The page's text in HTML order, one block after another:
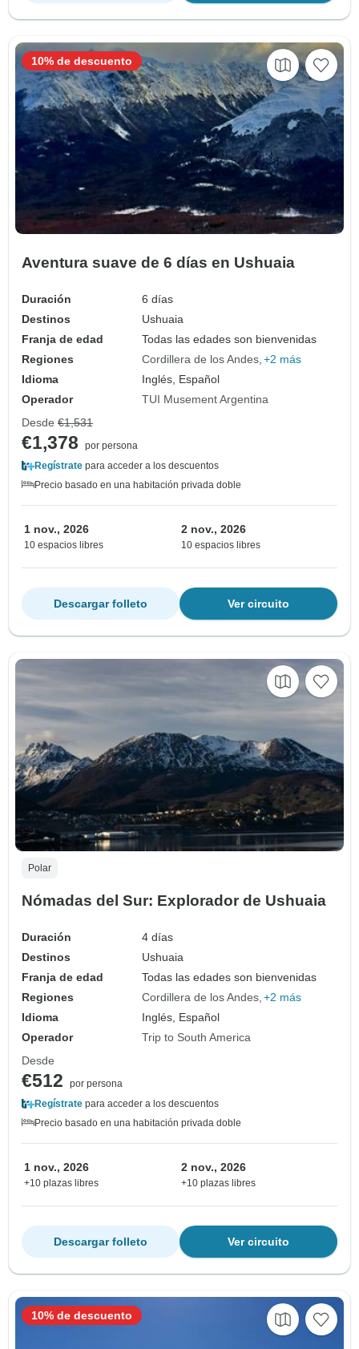
Aventura suave de 6 días en Ushuaia
Duración
6 días
Destinos
Ushuaia
Franja de edad
Todas las edades son bienvenidas
Regiones
Cordillera de los Andes +2 más
Idioma
Inglés, Español
Operador
TUI Musement Argentina
10% de descuento
Desde €1,531
€1,378
por persona
Regístrate para acceder a los descuentos
Precio basado en una habitación privada doble
1 nov., 2026
10 espacios libres
2 nov., 2026
10 espacios libres
Ver circuito
Descargar folleto
Polar
Nómadas del Sur: Explorador de Ushuaia
Duración
4 días
Destinos
Ushuaia
Franja de edad
Todas las edades son bienvenidas
Regiones
Cordillera de los Andes +2 más
Idioma
Inglés, Español
Operador
Trip to South America
Desde
€512
por persona
Regístrate para acceder a los descuentos
Precio basado en una habitación privada doble
1 nov., 2026
+10 plazas libres
2 nov., 2026
+10 plazas libres
Ver circuito
Descargar folleto
10% de descuento